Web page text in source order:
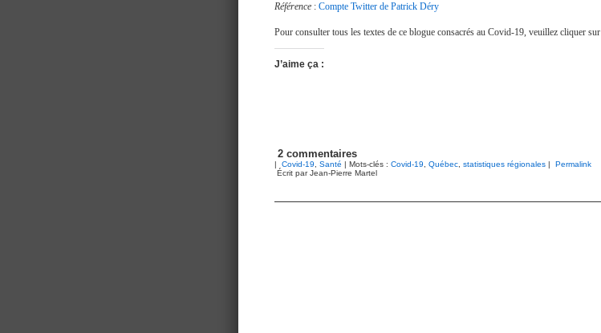
Référence : Compte Twitter de Patrick Déry
Pour consulter tous les textes de ce blogue consacrés au Covid-19, veuillez cliquer sur
J’aime ça :
2 commentaires
| Covid-19, Santé | Mots-clés : Covid-19, Québec, statistiques régionales |
Permalink
Écrit par Jean-Pierre Martel